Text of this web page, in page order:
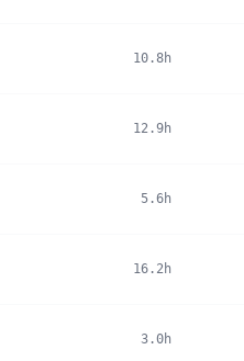
10.8h
12.9h
5.6h
16.2h
3.0h